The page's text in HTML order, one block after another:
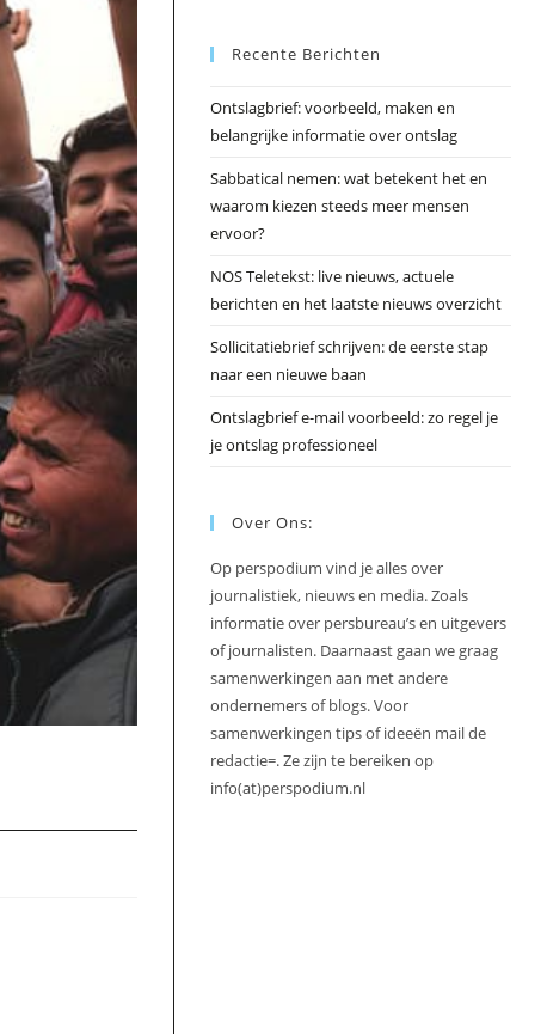
Recente Berichten
Ontslagbrief: voorbeeld, maken en
belangrijke informatie over ontslag
Sabbatical nemen: wat betekent het en
waarom kiezen steeds meer mensen
ervoor?
NOS Teletekst: live nieuws, actuele
berichten en het laatste nieuws overzicht
Sollicitatiebrief schrijven: de eerste stap
naar een nieuwe baan
Ontslagbrief e-mail voorbeeld: zo regel je
je ontslag professioneel
Over Ons:
Op perspodium vind je alles over
journalistiek, nieuws en media. Zoals
informatie over persbureau’s en uitgevers
of journalisten. Daarnaast gaan we graag
samenwerkingen aan met andere
ondernemers of blogs. Voor
samenwerkingen tips of ideeën mail de
redactie=. Ze zijn te bereiken op
info(at)perspodium.nl